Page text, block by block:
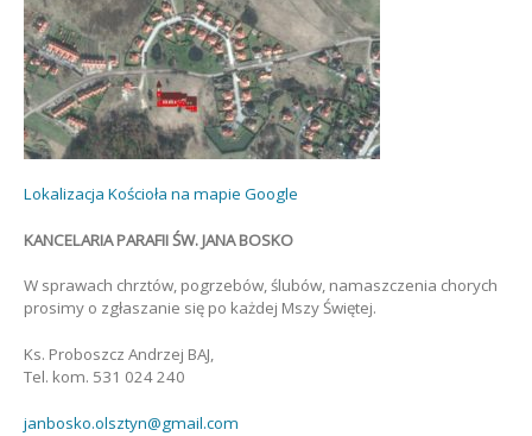
Lokalizacja Kościoła na mapie Google
KANCELARIA PARAFII ŚW. JANA BOSKO
W sprawach chrztów, pogrzebów, ślubów, namaszczenia chorych
prosimy o zgłaszanie się po każdej Mszy Świętej.
Ks. Proboszcz Andrzej BAJ,
Tel. kom. 531 024 240
janbosko.olsztyn@gmail.com